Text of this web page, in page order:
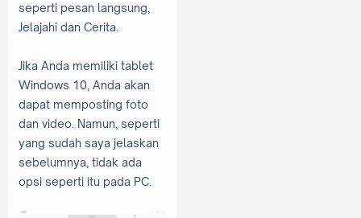
seperti pesan langsung,
Jelajahi dan Cerita.
Jika Anda memiliki tablet
Windows 10, Anda akan
dapat memposting foto
dan video. Namun, seperti
yang sudah saya jelaskan
sebelumnya, tidak ada
opsi seperti itu pada PC.